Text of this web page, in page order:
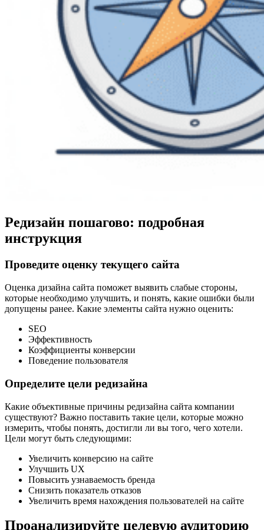
Редизайн пошагово: подробная
инструкция
Проведите оценку текущего сайта
Оценка дизайна сайта поможет выявить слабые стороны,
которые необходимо улучшить, и понять, какие ошибки были
допущены ранее. Какие элементы сайта нужно оценить:
SEO
Эффективность
Коэффициенты конверсии
Поведение пользователя
Определите цели редизайна
Какие объективные причины редизайна сайта компании
существуют? Важно поставить такие цели, которые можно
измерить, чтобы понять, достигли ли вы того, чего хотели.
Цели могут быть следующими:
Увеличить конверсию на сайте
Улучшить UX
Повысить узнаваемость бренда
Снизить показатель отказов
Увеличить время нахождения пользователей на сайте
Проанализируйте целевую аудиторию